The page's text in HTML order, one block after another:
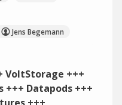
Jens Begemann